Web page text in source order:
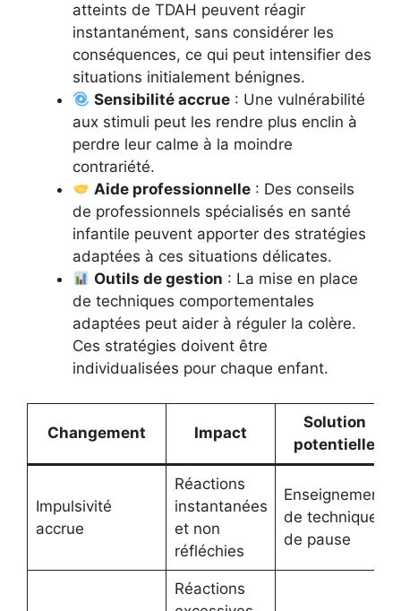
atteints de TDAH peuvent réagir
instantanément, sans considérer les
conséquences, ce qui peut intensifier des
situations initialement bénignes.
Sensibilité accrue : Une vulnérabilité
aux stimuli peut les rendre plus enclin à
perdre leur calme à la moindre
contrariété.
Aide professionnelle : Des conseils
de professionnels spécialisés en santé
infantile peuvent apporter des stratégies
adaptées à ces situations délicates.
Outils de gestion : La mise en place
de techniques comportementales
adaptées peut aider à réguler la colère.
Ces stratégies doivent être
individualisées pour chaque enfant.
Changement Impact
Solution
potentielle
Impulsivité
accrue
Réactions
instantanées
et non
réfléchies
Enseignement
de techniques
de pause
Réactions